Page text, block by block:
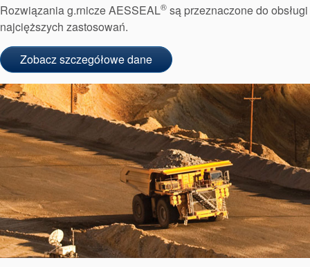
Rozwiązania g.rnicze AESSEAL® są przeznaczone do obsługi
najcięższych zastosowań.
Zobacz szczegółowe dane